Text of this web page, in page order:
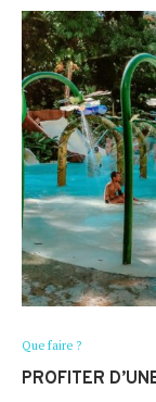
Que faire ?
PROFITER